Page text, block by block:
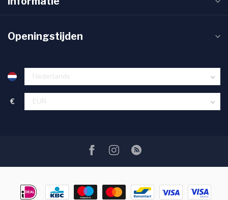
Openingstijden
€